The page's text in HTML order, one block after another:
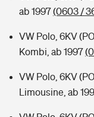
ab 1997(0603 /
VW Polo, 6KV
Kombi, ab 1997
VW Polo, 6KV
Limousine, ab